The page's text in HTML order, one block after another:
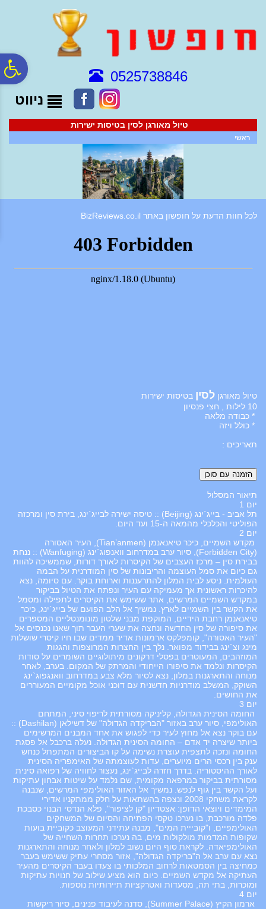
נגישות
0525738846
ניווט
טיול מאורגן לסין בטיסות ישירות
ראשי
לכל חוות הדעת על חופשון באתר BizReviews.co.il
טיול מאורגן לסין בטיסות ישירות
10 לילות , חצי פנסיון
* כבודה מלאה
* כולל ויזה
תאריכים :
תיאור המסלול
יום 1
תל אביב - בייג`ינג (Beijing) :: טיסה ישירה לבייג`ינג, בירת סין ומרכזה
הפוליטי והכלכלי מהמאה ה-15 ועד היום.
יום 2
מקדש השמיים, כיכר טיאנאנמן (Tian’anmen), העיר האסורה
(Forbidden City), סיור ערב במדרחוב וואנפוג`ינג (Wanfuging) :: ננחת
בבירת סין – מרכז העצבים של הקיסרות לאורך דורות, שממשיכה להוות
גם כיום את סמל העוצמה והריבונות של סין המודרנית על הבמה
העולמית. ניסע לבית המלון להתרעננות וארוחת בוקר. עם סיומה, נצא
להיכרות ראשונית אך מעמיקה עם העיר ונפתח את הטיול בביקור
במקדש השמיים המרשים, אתר ששימש את הקיסרים לתפילה ומסמל
את הקשר בין השמיים לארץ. נמשיך אל הלב הפועם של בייג`ינג, כיכר
טיאנאנמן רחבת הידיים, המוקפת מבני שלטון מונומנטליים המספרים
את סיפורה של סין החדשה ונחצה את שערי העבר תוך שאנו נכנסים אל
"העיר האסורה", קומפלקס ארמונות אדיר ממדים שבו חיו קיסרי שושלות
מינג וצ`ינג בבידוד מפואר. נלך בין החצרות המרוצפות והגגות
המוזהבים, המעוטרים בפסלי דרקונים מיתולוגיים השומרים על סודות
הקיסרות ונלמד את סיפורו הייחודי והמרתק של המקום. בערב, לאחר
מנוחה והתארגנות במלון, נצא לסיור מלא צבע במדרחוב וואנגפוג`ינג
השוקק, המשלב מודרניות חדשנית עם דוכני אוכל מקומיים המעוררים
את החושים.
יום 3
החומה הסינית הגדולה, קליניקה מסורתית לריפוי סיני, המתחם
האולימפי, סיור ערב באזור "הבריקדה הגדולה" של דשילאן (Dashilan) ::
עם בוקר נצא אל מחוץ לעיר כדי לפגוש את אחד המבנים המרשימים
ביותר שיצרה יד אדם – החומה הסינית הגדולה. נעלה ברכבל אל פסגת
החומה ונזכה לתצפית עוצרת נשימה על קו הביצורים המתפתל כנחש
ענק בין רכסי הרים מיוערים, עדות לעוצמתה של האימפריה הסינית
לאורך ההיסטוריה. בדרך חזרה לבייג`ינג, נעצור לחוויה של רפואה סינית
מסורתית בביקור במרפאה מקומית, שם נלמד על שיטות אבחון עתיקות
ועל הקשר בין גוף לנפש. נמשיך אל האזור האולימפי המרשים, שנבנה
לקראת משחקי 2008 ונצפה בהשתאות על חלק ממתקניו אדירי
המימדים ויוצאי הדופן: אצטדיון "קן לציפור", פלא הנדסי הבנוי כסבכת
פלדה מורכבת, בו נערכו טקסי הפתיחה והסיום של המשחקים
האולימפיים, ו"קובייית המים", מבנה עתידני המעוצב כקוביית בועות
שקופות המדמות מולקולות מים, בה נערכו תחרות השחייה של
האולימפיאדה. לקראת סוף היום נשוב למלון ולאחר מנוחה והתארגנות
נצא עם ערב אל ה"בריקדה הגדולה", אזור מסחרי עתיק ששימש בעבר
כמחיצה בין הסמטאות לרחוב המלכותי בו צעדו בעבר הקיסרים מהעיר
העתיקה אל מקדש השמיים. כיום הוא מציע שילוב של חנויות עתיקות
ומוכרות, בתי תה, מסעדות ואטרקציות תיירותיות נוספות.
יום 4
ארמון הקיץ (Summer Palace), סדנה לעיבוד פנינים, סיור ריקשות